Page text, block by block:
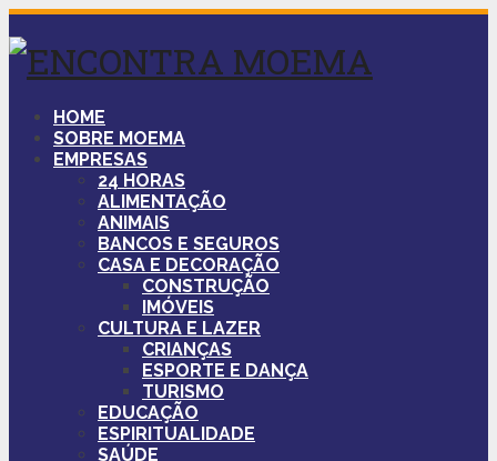
HOME
SOBRE MOEMA
EMPRESAS
24 HORAS
ALIMENTAÇÃO
ANIMAIS
BANCOS E SEGUROS
CASA E DECORAÇÃO
CONSTRUÇÃO
IMÓVEIS
CULTURA E LAZER
CRIANÇAS
ESPORTE E DANÇA
TURISMO
EDUCAÇÃO
ESPIRITUALIDADE
SAÚDE